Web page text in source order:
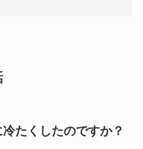
たくしたのですか？